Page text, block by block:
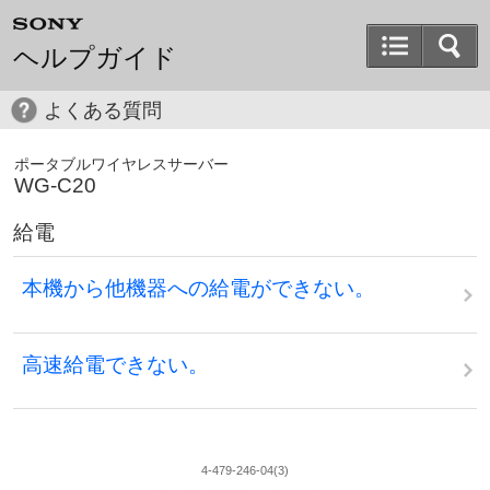
ヘルプガイド
よくある質問
ポータブルワイヤレスサーバー
WG-C20
給電
本機から他機器への給電ができない。
高速給電できない。
4-479-246-04(3)